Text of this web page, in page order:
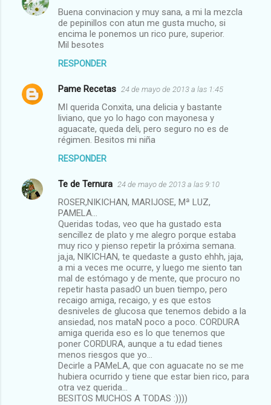
Buena convinacion y muy sana, a mi la mezcla
de pepinillos con atun me gusta mucho, si
encima le ponemos un rico pure, superior.
Mil besotes
RESPONDER
Pame Recetas 24 de mayo de 2013 a las 1:45
MI querida Conxita, una delicia y bastante
liviano, que yo lo hago con mayonesa y
aguacate, queda deli, pero seguro no es de
régimen. Besitos mi niña
RESPONDER
Te de Ternura 24 de mayo de 2013 a las 9:10
ROSER,NIKICHAN, MARIJOSE, Mª LUZ,
PAMELA...
Queridas todas, veo que ha gustado esta
sencillez de plato y me alegro porque estaba
muy rico y pienso repetir la próxima semana.
ja,ja, NIKICHAN, te quedaste a gusto ehhh, jaja,
a mi a veces me ocurre, y luego me siento tan
mal de estómago y de mente, que procuro no
repetir hasta pasadO un buen tiempo, pero
recaigo amiga, recaigo, y es que estos
desniveles de glucosa que tenemos debido a la
ansiedad, nos mataN poco a poco. CORDURA
amiga querida eso es lo que tenemos que
poner CORDURA, aunque a tu edad tienes
menos riesgos que yo...
Decirle a PAMeLA, que con aguacate no se me
hubiera ocurrido y tiene que estar bien rico, para
otra vez querida...
BESITOS MUCHOS A TODAS :))))